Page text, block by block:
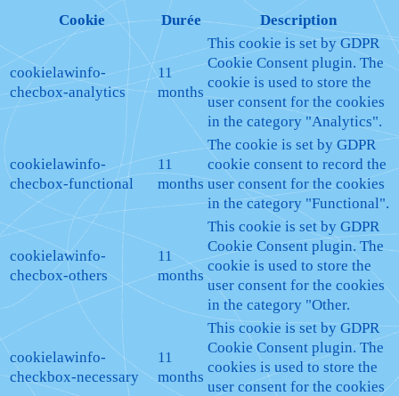
Cookie
Durée Description
cookielawinfo-
checbox-analytics
11
months
This cookie is set by GDPR
Cookie Consent plugin. The
cookie is used to store the
user consent for the cookies
in the category "Analytics".
cookielawinfo-
checbox-functional
11
months
The cookie is set by GDPR
cookie consent to record the
user consent for the cookies
in the category "Functional".
cookielawinfo-
checbox-others
11
months
This cookie is set by GDPR
Cookie Consent plugin. The
cookie is used to store the
user consent for the cookies
in the category "Other.
cookielawinfo-
checkbox-necessary
11
months
This cookie is set by GDPR
Cookie Consent plugin. The
cookies is used to store the
user consent for the cookies